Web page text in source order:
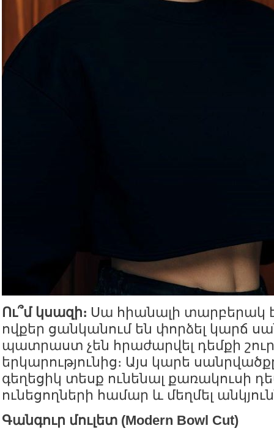
Ու՞մ կսազի։ Սա հիանալի տարբերակ
ովքեր ցանկանում են փորձել կարճ
պատրաստ չեն հրաժարվել դեմքի
երկարությունից։ Այս կարե
գեղեցիկ տեսք ունենալ քառակուսի
ունեցողների համար և մեղմել
Գանգուր մուլետ (Modern Bowl Cut)